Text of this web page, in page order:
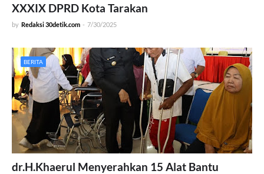
XXXIX DPRD Kota Tarakan
by Redaksi 30detik.com - 7/30/2025
BERITA
dr.H.Khaerul Menyerahkan 15 Alat Bantu